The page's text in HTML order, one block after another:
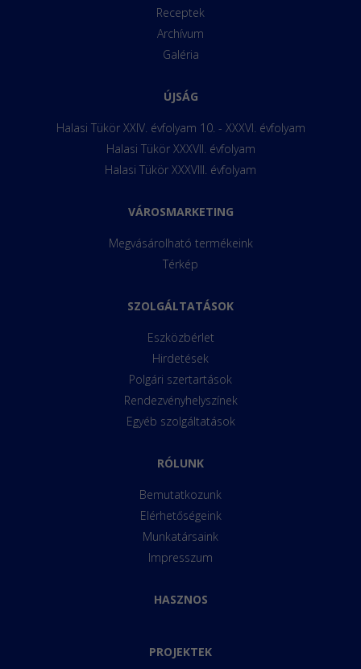
Receptek
Archívum
Galéria
ÚJSÁG
Halasi Tükör XXIV. évfolyam 10. - XXXVI. évfolyam
Halasi Tükör XXXVII. évfolyam
Halasi Tükör XXXVIII. évfolyam
VÁROSMARKETING
Megvásárolható termékeink
Térkép
SZOLGÁLTATÁSOK
Eszközbérlet
Hirdetések
Polgári szertartások
Rendezvényhelyszínek
Egyéb szolgáltatások
RÓLUNK
Bemutatkozunk
Elérhetőségeink
Munkatársaink
Impresszum
HASZNOS
PROJEKTEK